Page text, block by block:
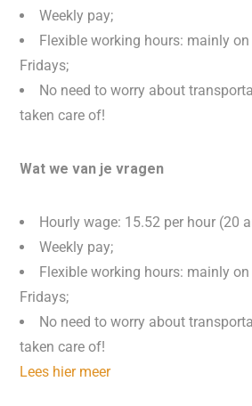
Weekly pay;
Flexible working hours: mainly
Fridays;
No need to worry about
taken care of!
Wat we van je vragen
Hourly wage: 15.52 per hour (20
Weekly pay;
Flexible working hours: mainly
Fridays;
No need to worry about
taken care of!
Lees hier meer